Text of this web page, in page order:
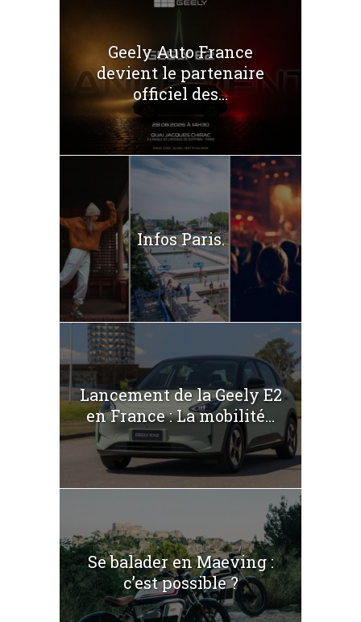
Geely Auto France
devient le partenaire
officiel des...
Infos Paris.
Lancement de la Geely E2
en France : La mobilité...
Se balader en Maeving :
c’est possible ?